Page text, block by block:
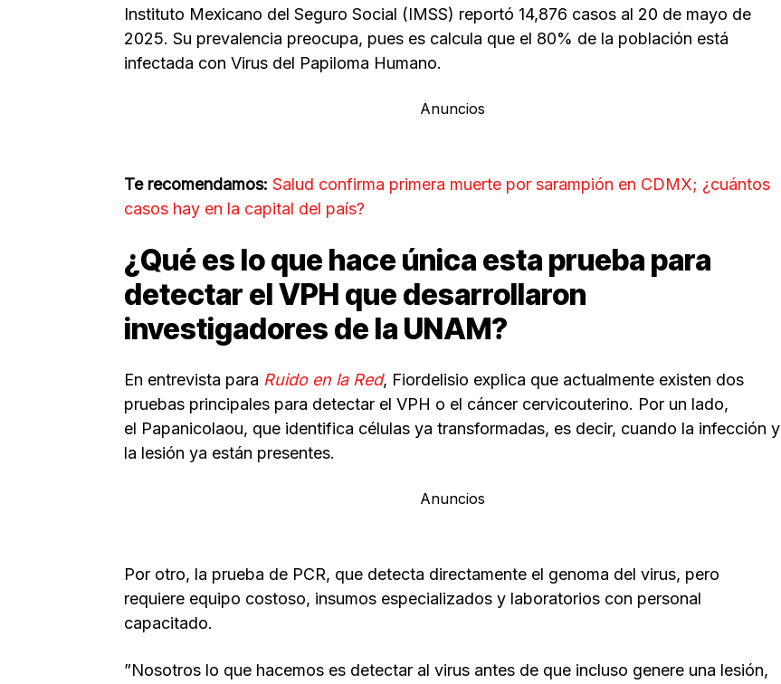
Instituto Mexicano del Seguro Social (IMSS) reportó 14,876 casos al 20 de mayo de
2025. Su prevalencia preocupa, pues es calcula que el 80% de la población está
infectada con Virus del Papiloma Humano.
Anuncios
Te recomendamos: Salud confirma primera muerte por sarampión en CDMX; ¿cuántos
casos hay en la capital del país?
¿Qué es lo que hace única esta prueba para
detectar el VPH que desarrollaron
investigadores de la UNAM?
En entrevista para Ruido en la Red, Fiordelisio explica que actualmente existen dos
pruebas principales para detectar el VPH o el cáncer cervicouterino. Por un lado,
el Papanicolaou, que identifica células ya transformadas, es decir, cuando la infección y
la lesión ya están presentes.
Anuncios
Por otro, la prueba de PCR, que detecta directamente el genoma del virus, pero
requiere equipo costoso, insumos especializados y laboratorios con personal
capacitado.
”Nosotros lo que hacemos es detectar al virus antes de que incluso genere una lesión,